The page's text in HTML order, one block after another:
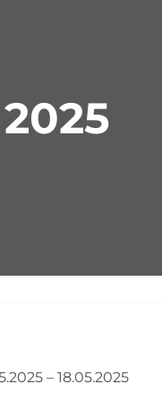
– 18.05.2025